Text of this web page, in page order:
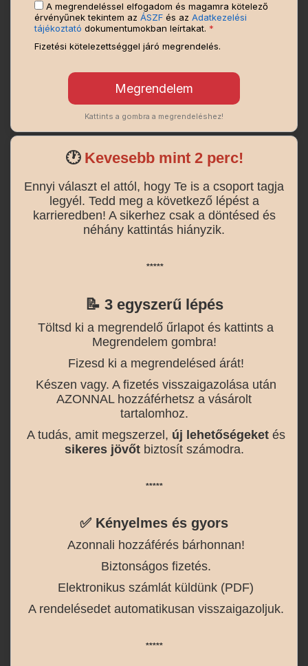
A megrendeléssel elfogadom és magamra kötelező
érvényűnek tekintem azÁSZF és azAdatkezelési
tájékoztató dokumentumokban leírtakat. *
Fizetési kötelezettséggel járó megrendelés.
Kattints a gombra a megrendeléshez!
🕐 Kevesebb mint 2 perc!
Ennyi választ el attól, hogy Te is a csoport tagja
legyél. Tedd meg a következő lépést a
karrieredben! A sikerhez csak a döntésed és
néhány kattintás hiányzik.
*****
📝 3 egyszerű lépés
Töltsd ki a megrendelő űrlapot és kattints a
Megrendelem gombra!
Fizesd ki a megrendelésed árát!
Készen vagy. A fizetés visszaigazolása után
AZONNAL hozzáférhetsz a vásárolt
tartalomhoz.
A tudás, amit megszerzel, új lehetőségeketés
sikeres jövőtbiztosít számodra.
*****
✅ Kényelmes és gyors
Azonnali hozzáférés bárhonnan!
Biztonságos fizetés.
Elektronikus számlát küldünk (PDF)
A rendelésedet automatikusan visszaigazoljuk.
*****